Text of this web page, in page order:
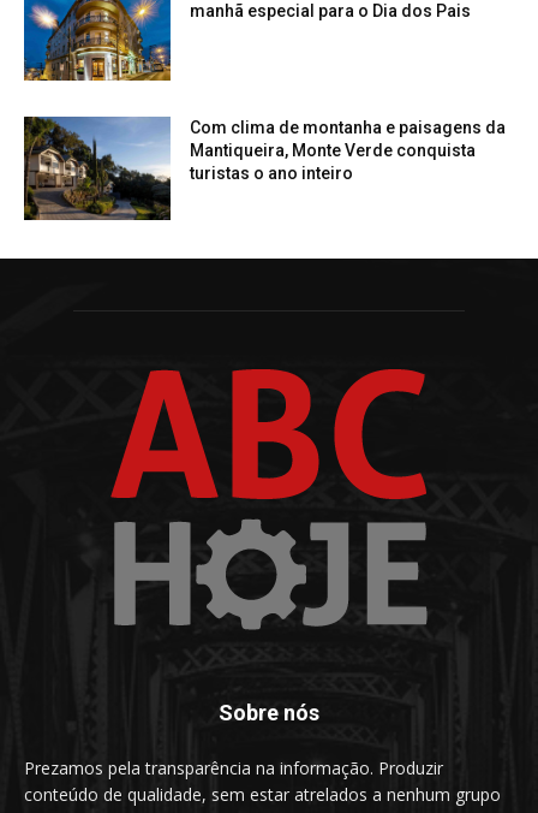
manhã especial para o Dia dos Pais
Com clima de montanha e paisagens da
Mantiqueira, Monte Verde conquista
turistas o ano inteiro
Sobre nós
Prezamos pela transparência na informação. Produzir
conteúdo de qualidade, sem estar atrelados a nenhum grupo